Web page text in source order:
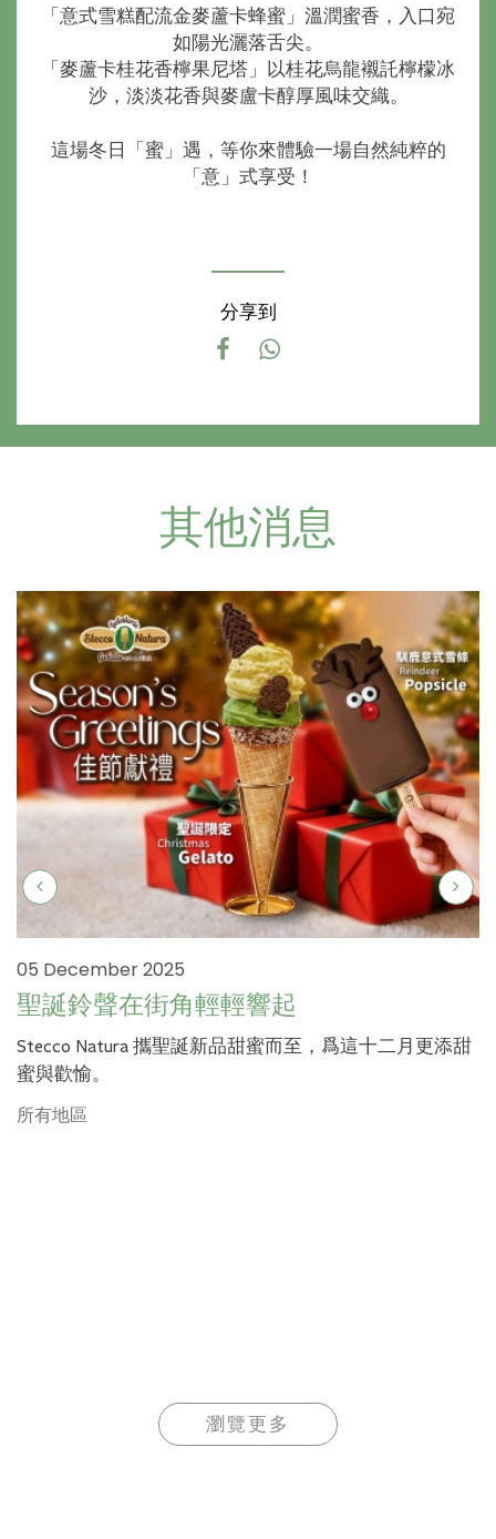
「意式雪糕配流金麥蘆卡蜂蜜」溫潤蜜香，入口宛
如陽光灑落舌尖。
「麥蘆卡桂花香檸果尼塔」以桂花烏龍襯託檸檬冰
沙，淡淡花香與麥盧卡醇厚風味交織。
這場冬日「蜜」遇，等你來體驗一場自然純粹的
「意」式享受！
分享到
其他消息
05 December 2025
聖誕鈴聲在街角輕輕響起
Stecco Natura 攜聖誕新品甜蜜而至，爲這十二月更添甜
蜜與歡愉。
所有地區
瀏覽更多